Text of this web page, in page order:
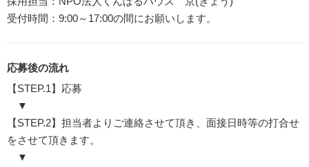
受付時間：9:00～17:00の間にお願いします。
応募後の流れ
【STEP.1】応募
▼
【STEP.2】担当者よりご連絡させて頂き、面接日時等の打合せ
をさせて頂きます。
▼